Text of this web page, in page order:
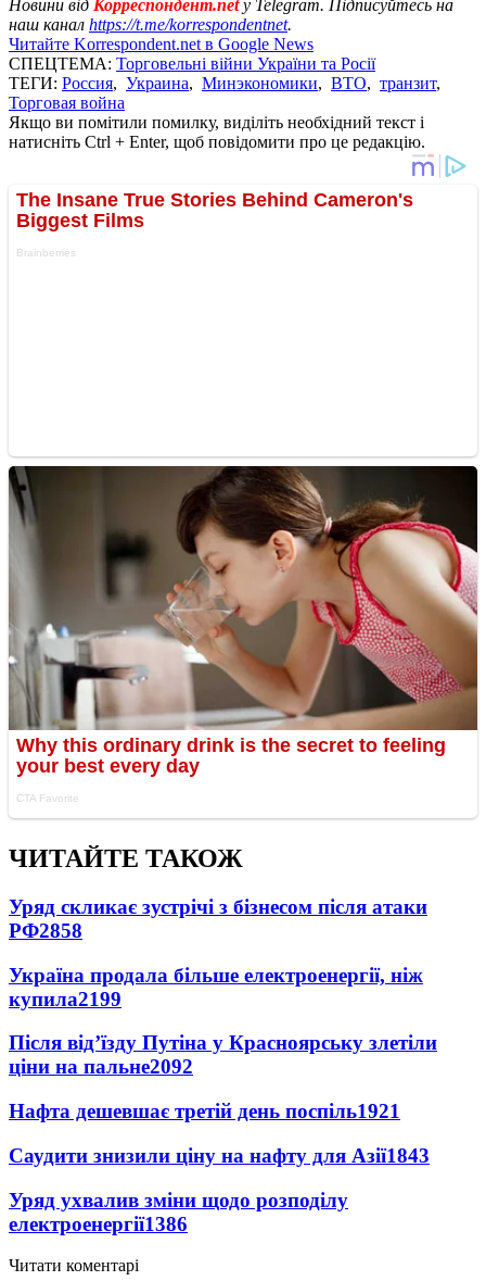
Новини від Корреспондент.net у Telegram. Підписуйтесь на
наш канал https://t.me/korrespondentnet.
Читайте Korrespondent.net в Google News
СПЕЦТЕМА: Торговельні війни України та Росії
ТЕГИ: Россия, Украина, Минэкономики, ВТО, транзит,
Торговая война
Якщо ви помітили помилку, виділіть необхідний текст і
натисніть Ctrl + Enter, щоб повідомити про це редакцію.
ЧИТАЙТЕ ТАКОЖ
Уряд скликає зустрічі з бізнесом після атаки
РФ2858
Україна продала більше електроенергії, ніж
купила2199
Після від’їзду Путіна у Красноярську злетіли
ціни на пальне2092
Нафта дешевшає третій день поспіль1921
Саудити знизили ціну на нафту для Азії1843
Уряд ухвалив зміни щодо розподілу
електроенергії1386
Читати коментарі